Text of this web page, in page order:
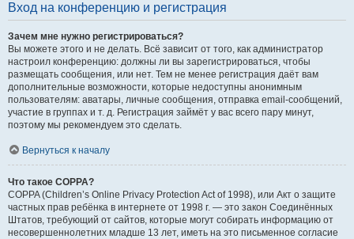
Вход на конференцию и регистрация
Зачем мне нужно регистрироваться?
Вы можете этого и не делать. Всё зависит от того, как администратор
настроил конференцию: должны ли вы зарегистрироваться, чтобы
размещать сообщения, или нет. Тем не менее регистрация даёт вам
дополнительные возможности, которые недоступны анонимным
пользователям: аватары, личные сообщения, отправка email-сообщений,
участие в группах и т. д. Регистрация займёт у вас всего пару минут,
поэтому мы рекомендуем это сделать.
Вернуться к началу
Что такое COPPA?
COPPA (Children’s Online Privacy Protection Act of 1998), или Акт о защите
частных прав ребёнка в интернете от 1998 г. — это закон Соединённых
Штатов, требующий от сайтов, которые могут собирать информацию от
несовершеннолетних младше 13 лет, иметь на это письменное согласие